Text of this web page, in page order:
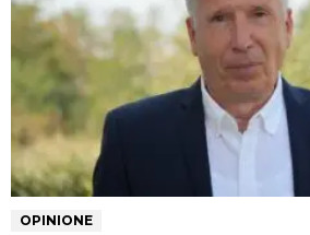
OPINIONE